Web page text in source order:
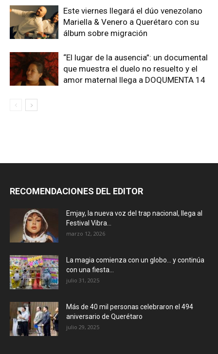
Este viernes llegará el dúo venezolano
Mariella & Venero a Querétaro con su
álbum sobre migración
“El lugar de la ausencia”: un documental
que muestra el duelo no resuelto y el
amor maternal llega a DOQUMENTA 14
RECOMENDACIONES DEL EDITOR
Emjay, la nueva voz del trap nacional, llega al
Festival Vibra...
marzo 12, 2026
La magia comienza con un globo… y continúa
con una fiesta...
julio 31, 2025
Más de 40 mil personas celebraron el 494
aniversario de Querétaro
julio 29, 2025